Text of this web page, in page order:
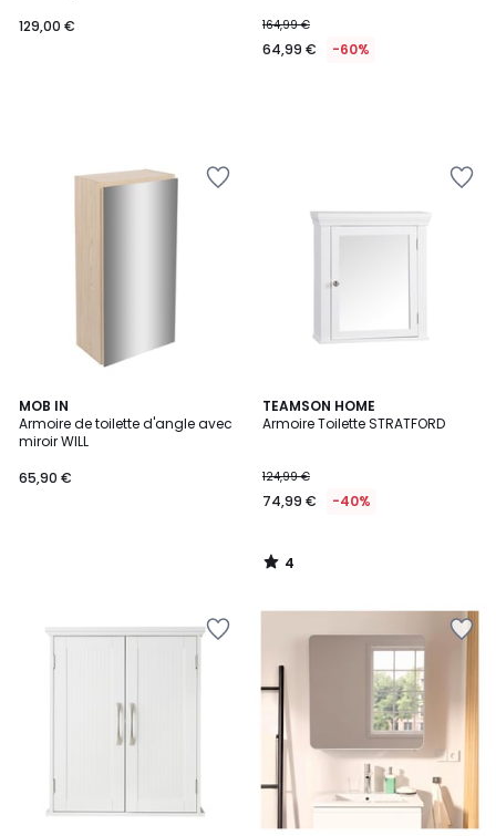
129,00 €
164,99 €
64,99 € -60%
MOB IN
Armoire de toilette d'angle avec
miroir WILL
65,90 €
TEAMSON HOME
Armoire Toilette STRATFORD
124,99 €
74,99 € -40%
4
/
4
/